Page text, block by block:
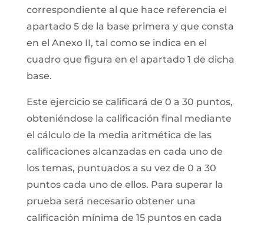
correspondiente al que hace referencia el
apartado 5 de la base primera y que consta
en el Anexo II, tal como se indica en el
cuadro que figura en el apartado 1 de dicha
base.
Este ejercicio se calificará de 0 a 30 puntos,
obteniéndose la calificación final mediante
el cálculo de la media aritmética de las
calificaciones alcanzadas en cada uno de
los temas, puntuados a su vez de 0 a 30
puntos cada uno de ellos. Para superar la
prueba será necesario obtener una
calificación mínima de 15 puntos en cada